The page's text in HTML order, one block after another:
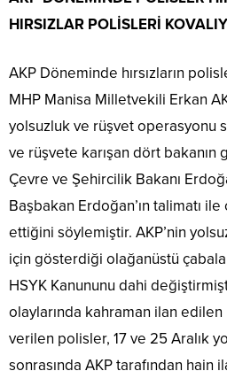
HIRSIZLAR POLİSLERİ
AKP Döneminde hırsızların
MHP Manisa Milletvekili Erkan
yolsuzluk ve rüşvet operasyonu
ve rüşvete karışan dört bakanın
Çevre ve Şehircilik Bakanı
Başbakan Erdoğan’ın talimatı
ettiğini söylemiştir. AKP’nin
için gösterdiği olağanüstü
HSYK Kanununu dahi
olaylarında kahraman ilan
verilen polisler, 17 ve 25 Aralık
sonrasında AKP tarafından hain